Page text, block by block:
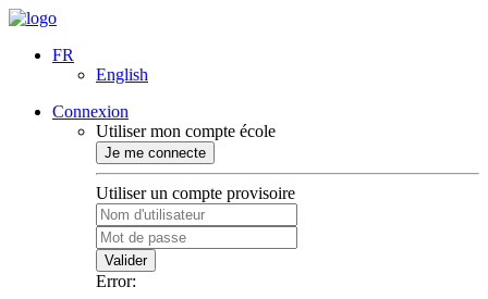
FR
English
Connexion
Utiliser mon compte école
Je me connecte
Utiliser un compte provisoire
Valider
Error: